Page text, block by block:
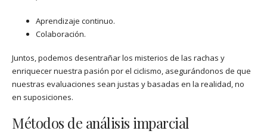
Aprendizaje continuo.
Colaboración.
Juntos, podemos desentrañar los misterios de las rachas y
enriquecer nuestra pasión por el ciclismo, asegurándonos de que
nuestras evaluaciones sean justas y basadas en la realidad, no
en suposiciones.
Métodos de análisis imparcial